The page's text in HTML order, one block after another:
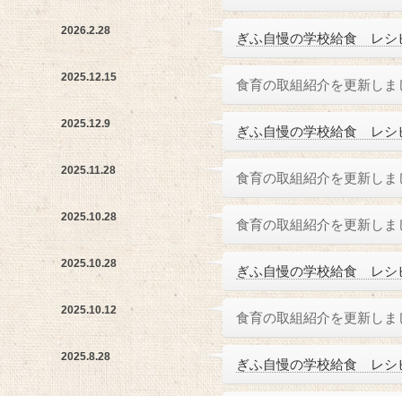
2026.2.28 ぎふ自慢の学校給食 レシ
2025.12.15 食育の取組紹介を更新しま
2025.12.9 ぎふ自慢の学校給食 レシ
2025.11.28 食育の取組紹介を更新しま
2025.10.28 食育の取組紹介を更新しま
2025.10.28 ぎふ自慢の学校給食 レシ
2025.10.12 食育の取組紹介を更新しま
2025.8.28 ぎふ自慢の学校給食 レシ